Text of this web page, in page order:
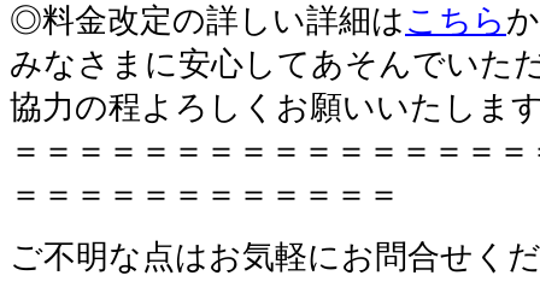
◎料金改定の詳しい詳細は こちら
みなさまに安心してあそんでいた
協力の程よろしくお願いいたしま
＝＝＝＝＝＝＝＝＝＝＝＝＝＝＝
＝＝＝＝＝＝＝＝＝＝＝＝
ご不明な点はお気軽にお問合せく